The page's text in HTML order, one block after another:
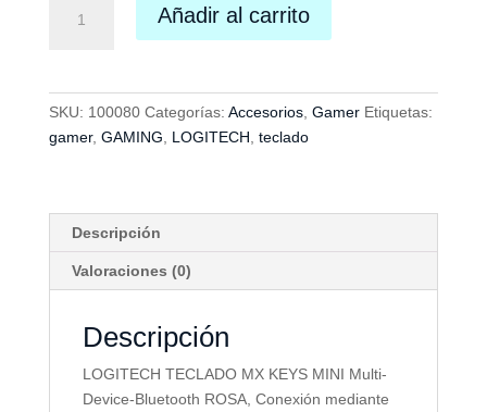
Bluetooth
Añadir al carrito
SKU: 100080 Categorías: Accesorios, Gamer Etiquetas:
gamer, GAMING, LOGITECH, teclado
Descripción
Valoraciones (0)
Descripción
LOGITECH TECLADO MX KEYS MINI Multi-
Device-Bluetooth ROSA, Conexión mediante